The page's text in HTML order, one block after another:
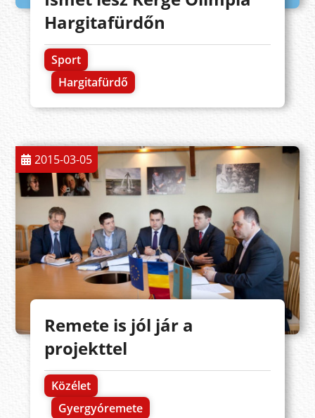
Hargitafürdőn
Sport
Hargitafürdő
2015-03-05
Remete is jól jár a
projekttel
Közélet
Gyergyóremete